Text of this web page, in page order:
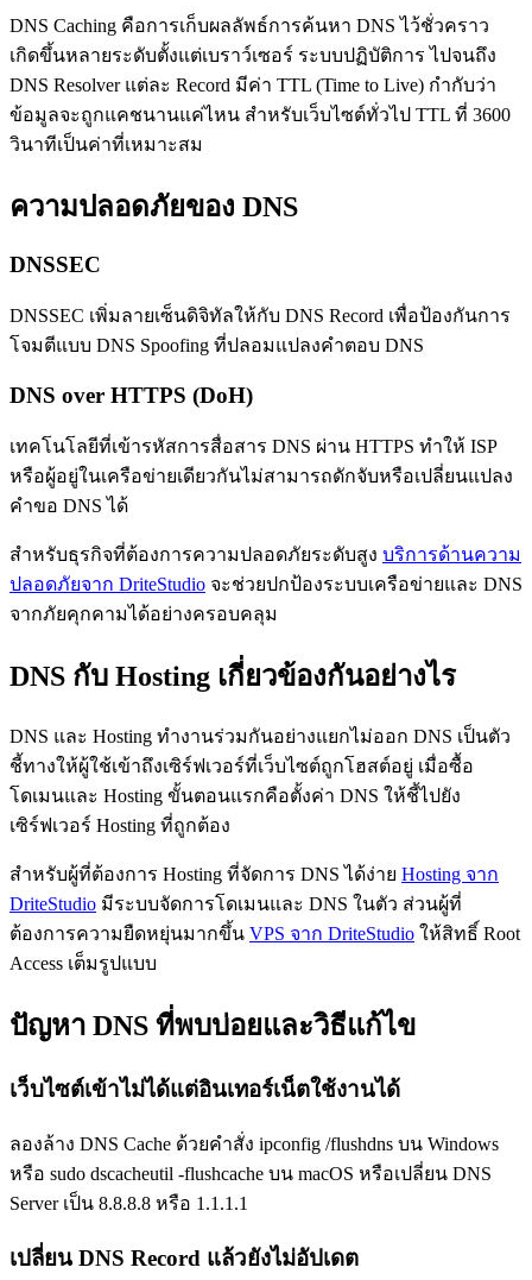
DNS Caching คือการเก็บผลลัพธ์การค้นหา DNS ไว้ชั่วคราว
เกิดขึ้นหลายระดับตั้งแต่เบราว์เซอร์ ระบบปฏิบัติการ ไปจนถึง
DNS Resolver แต่ละ Record มีค่า TTL (Time to Live) กำกับว่า
ข้อมูลจะถูกแคชนานแค่ไหน สำหรับเว็บไซต์ทั่วไป TTL ที่ 3600
วินาทีเป็นค่าที่เหมาะสม
ความปลอดภัยของ DNS
DNSSEC
DNSSEC เพิ่มลายเซ็นดิจิทัลให้กับ DNS Record เพื่อป้องกันการ
โจมตีแบบ DNS Spoofing ที่ปลอมแปลงคำตอบ DNS
DNS over HTTPS (DoH)
เทคโนโลยีที่เข้ารหัสการสื่อสาร DNS ผ่าน HTTPS ทำให้ ISP
หรือผู้อยู่ในเครือข่ายเดียวกันไม่สามารถดักจับหรือเปลี่ยนแปลง
คำขอ DNS ได้
สำหรับธุรกิจที่ต้องการความปลอดภัยระดับสูง บริการด้านความ
ปลอดภัยจาก DriteStudio จะช่วยปกป้องระบบเครือข่ายและ DNS
จากภัยคุกคามได้อย่างครอบคลุม
DNS กับ Hosting เกี่ยวข้องกันอย่างไร
DNS และ Hosting ทำงานร่วมกันอย่างแยกไม่ออก DNS เป็นตัว
ชี้ทางให้ผู้ใช้เข้าถึงเซิร์ฟเวอร์ที่เว็บไซต์ถูกโฮสต์อยู่ เมื่อซื้อ
โดเมนและ Hosting ขั้นตอนแรกคือตั้งค่า DNS ให้ชี้ไปยัง
เซิร์ฟเวอร์ Hosting ที่ถูกต้อง
สำหรับผู้ที่ต้องการ Hosting ที่จัดการ DNS ได้ง่าย Hosting จาก
DriteStudio มีระบบจัดการโดเมนและ DNS ในตัว ส่วนผู้ที่
ต้องการความยืดหยุ่นมากขึ้น VPS จาก DriteStudio ให้สิทธิ์ Root
Access เต็มรูปแบบ
ปัญหา DNS ที่พบบ่อยและวิธีแก้ไข
เว็บไซต์เข้าไม่ได้แต่อินเทอร์เน็ตใช้งานได้
ลองล้าง DNS Cache ด้วยคำสั่ง ipconfig /flushdns บน Windows
หรือ sudo dscacheutil -flushcache บน macOS หรือเปลี่ยน DNS
Server เป็น 8.8.8.8 หรือ 1.1.1.1
เปลี่ยน DNS Record แล้วยังไม่อัปเดต